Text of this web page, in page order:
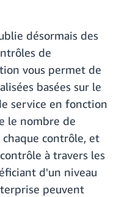
désormais des
de
vous permet de
basées sur le
service en fonction
le nombre de
contrôle, et
à travers les
d'un niveau
peuvent